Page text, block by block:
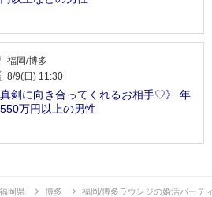
福岡/博多
8/9(日) 11:30
真剣に向き合ってくれるお相手♡》 年
万円以上の男性
福岡県 博多 福岡/博多ラウンジの婚活パーテ